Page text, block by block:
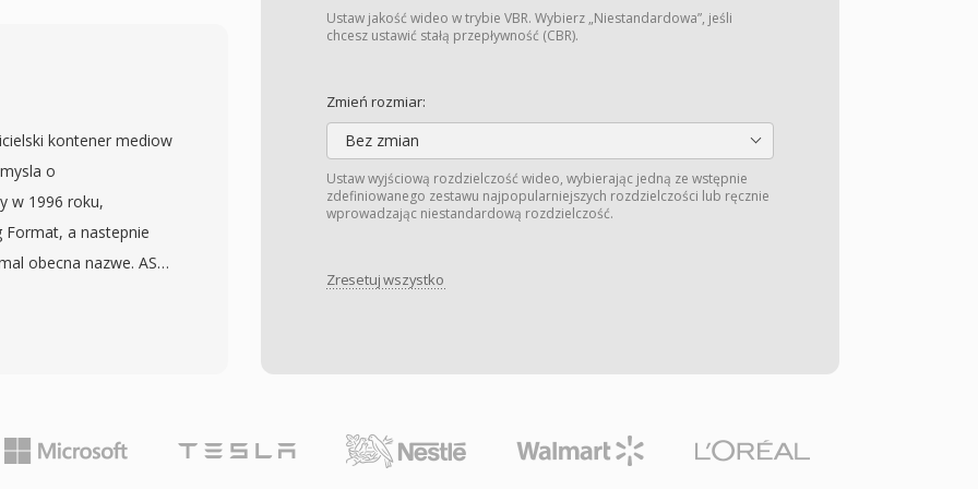
Ustaw jakość wideo w trybie VBR. Wybierz „Niestandardowa”, jeśli
chcesz ustawić stałą przepływność (CBR).
Zmień rozmiar:
Bez zmian
Ustaw wyjściową rozdzielczość wideo, wybierając jedną ze wstępnie
zdefiniowanego zestawu najpopularniejszych rozdzielczości lub ręcznie
wprowadzając niestandardową rozdzielczość.
Zresetuj wszystko
na kartach
odtwarzania w
obejmuje
synchronizacji
dostepu
MTS
czujnik kamery, co
MTS sa
kontener mediow
o
w 1996 roku,
a nastepnie
obecna nazwe. ASF
Media Audio
calego pliku.
obiekt danych